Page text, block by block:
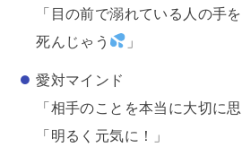
「目の前で溺れている人の手
死んじゃう
」
愛対マインド
「相手のことを本当に大切に
「明るく元気に！」